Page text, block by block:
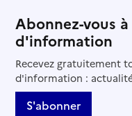
Abonnez-vous
d'information
Recevez gratuitement
d'information :
S'abonner